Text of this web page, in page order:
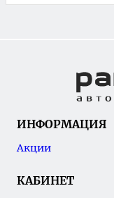
ИНФОРМАЦИЯ
Акции
КАБИНЕТ